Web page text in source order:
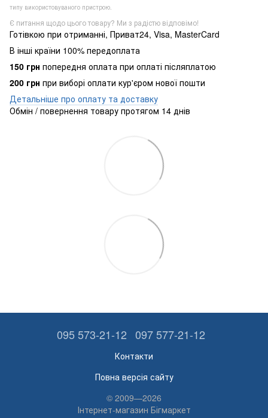
типу використовуваного пристрою.
Є питання щодо цього товару? Ми з радістю відповімо!
Готівкою при отриманні, Приват24, Visa, MasterCard
В інші країни 100% передоплата
150 грн попередня оплата при оплаті післяплатою
200 грн при виборі оплати кур'єром нової пошти
Детальніше про оплату та доставку
Обмін / повернення товару протягом 14 днів
095 573-21-12 097 577-21-12
Контакти
Повна версія сайту
© 2009—2026
Інтернет-магазин Бігмаркет